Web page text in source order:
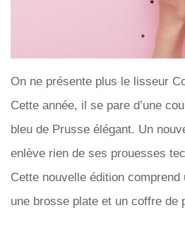
On ne présente plus le lisseur
Cette année, il se pare d’une
bleu de Prusse élégant. Un
enlève rien de ses prouesses
Cette nouvelle édition comprend
une brosse plate et un coffre de